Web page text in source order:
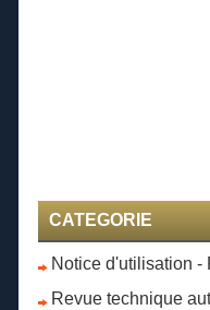
CATEGORIE
Notice d'utilisation -
Revue technique